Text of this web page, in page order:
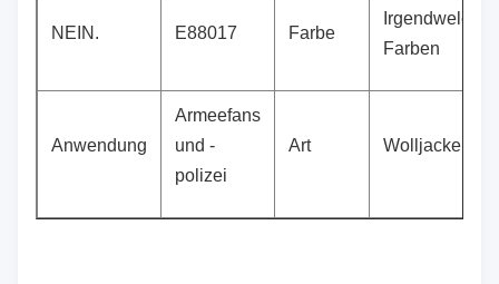
NEIN. E88017 Farbe
Irgendwelche
Farben
Anwendung
Armeefans
und -
polizei
Art